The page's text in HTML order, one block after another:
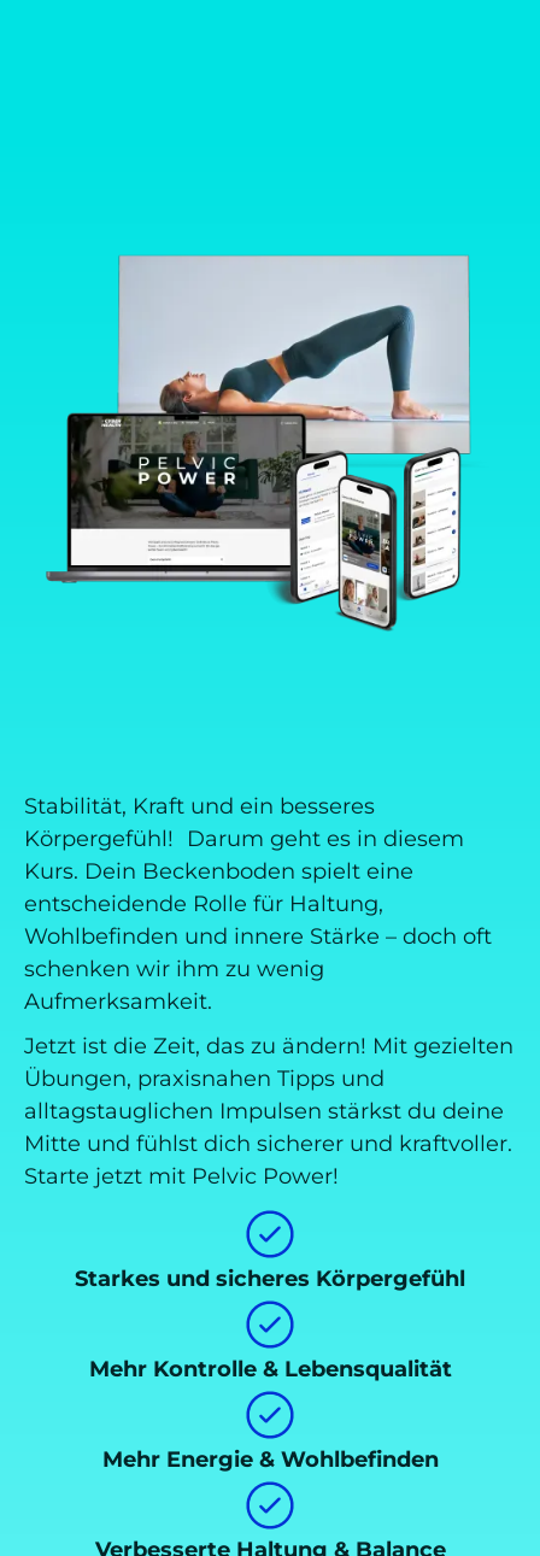
Stabilität, Kraft und ein besseres
Körpergefühl! Darum geht es in diesem
Kurs. Dein Beckenboden spielt eine
entscheidende Rolle für Haltung,
Wohlbefinden und innere Stärke – doch oft
schenken wir ihm zu wenig
Aufmerksamkeit.
Jetzt ist die Zeit, das zu ändern! Mit gezielten
Übungen, praxisnahen Tipps und
alltagstauglichen Impulsen stärkst du deine
Mitte und fühlst dich sicherer und kraftvoller.
Starte jetzt mit Pelvic Power!
Starkes und sicheres Körpergefühl
Mehr Kontrolle & Lebensqualität
Mehr Energie & Wohlbefinden
Verbesserte Haltung & Balance